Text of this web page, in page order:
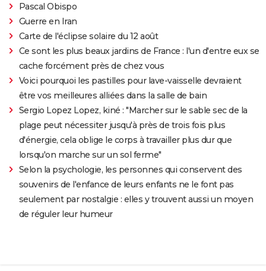
Pascal Obispo
Guerre en Iran
Carte de l'éclipse solaire du 12 août
Ce sont les plus beaux jardins de France : l'un d'entre eux se
cache forcément près de chez vous
Voici pourquoi les pastilles pour lave-vaisselle devraient
être vos meilleures alliées dans la salle de bain
Sergio Lopez Lopez, kiné : "Marcher sur le sable sec de la
plage peut nécessiter jusqu'à près de trois fois plus
d'énergie, cela oblige le corps à travailler plus dur que
lorsqu'on marche sur un sol ferme"
Selon la psychologie, les personnes qui conservent des
souvenirs de l'enfance de leurs enfants ne le font pas
seulement par nostalgie : elles y trouvent aussi un moyen
de réguler leur humeur